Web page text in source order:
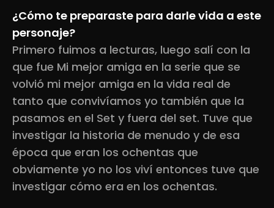
¿Cómo te preparaste para darle vida a este
personaje?
Primero fuimos a lecturas, luego salí con la
que fue Mi mejor amiga en la serie que se
volvió mi mejor amiga en la vida real de
tanto que convivíamos yo también que la
pasamos en el Set y fuera del set. Tuve que
investigar la historia de menudo y de esa
época que eran los ochentas que
obviamente yo no los viví entonces tuve que
investigar cómo era en los ochentas.